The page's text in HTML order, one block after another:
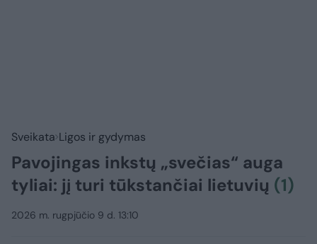
Sveikata Ligos ir gydymas
Pavojingas inkstų „svečias“ auga
tyliai: jį turi tūkstančiai lietuvių (1)
2026 m. rugpjūčio 9 d. 13:10